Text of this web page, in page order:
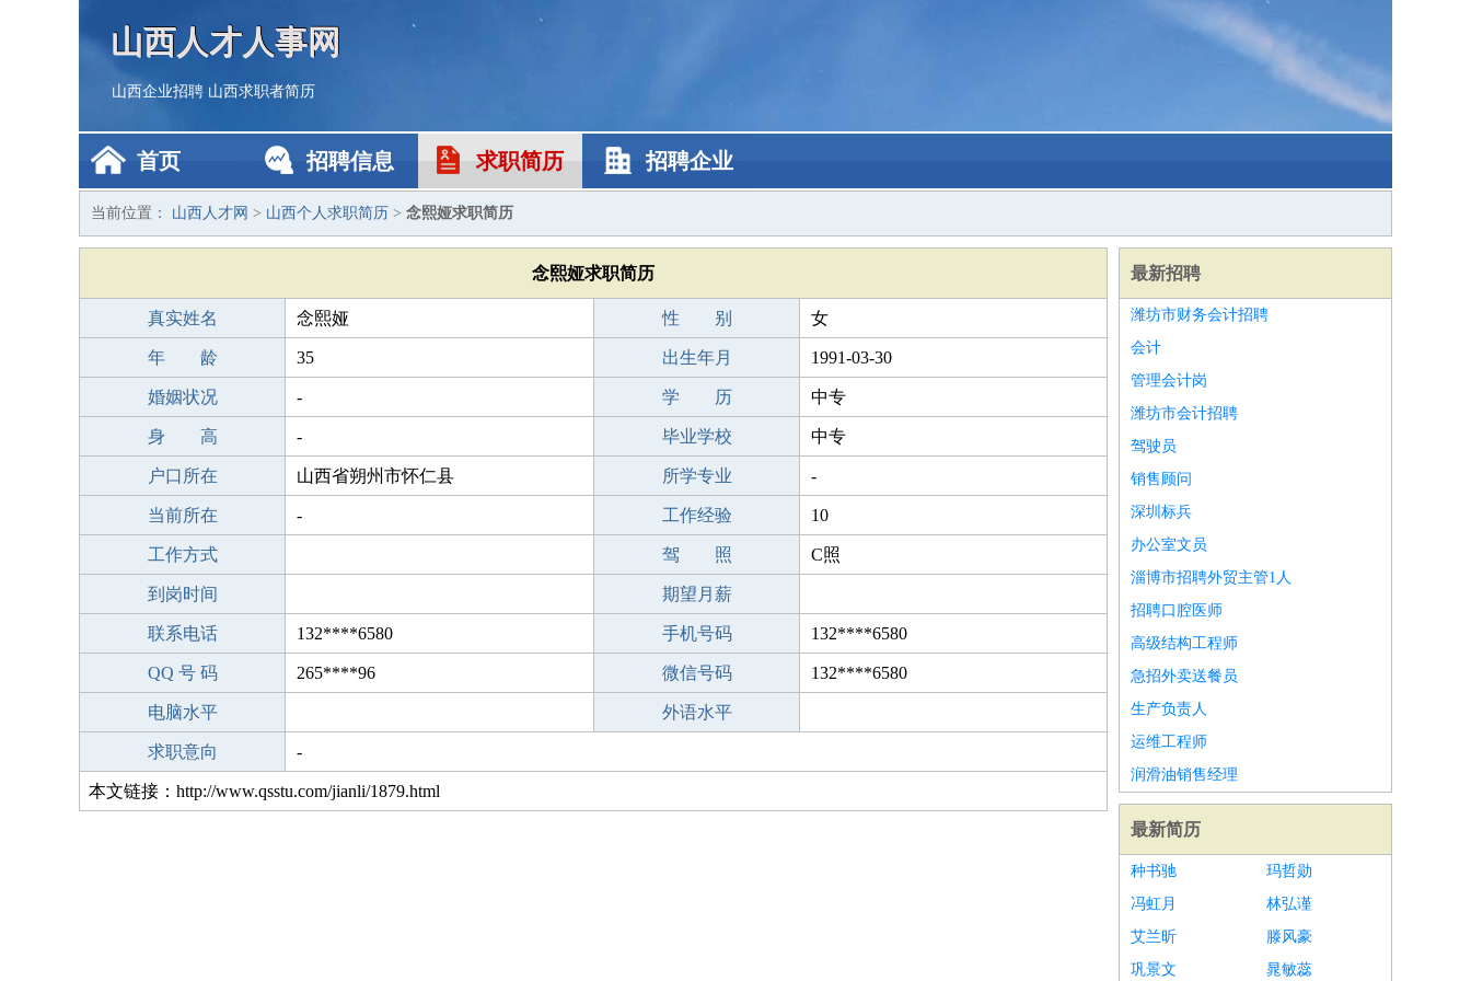
山西人才人事网
山西企业招聘 山西求职者简历
首页 招聘信息 求职简历 招聘企业
当前位置： 山西人才网 > 山西个人求职简历 > 念熙娅求职简历
念熙娅求职简历
真实姓名 念熙娅 性 别 女
年 龄 35 出生年月 1991-03-30
婚姻状况 - 学 历 中专
身 高 - 毕业学校 中专
户口所在 山西省朔州市怀仁县 所学专业 -
当前所在 - 工作经验 10
工作方式 驾 照 C照
到岗时间 期望月薪
联系电话 132****6580 手机号码 132****6580
QQ 号 码 265****96 微信号码 132****6580
电脑水平 外语水平
求职意向 -
本文链接：http://www.qsstu.com/jianli/1879.html
最新招聘
潍坊市财务会计招聘
会计
管理会计岗
潍坊市会计招聘
驾驶员
销售顾问
深圳标兵
办公室文员
淄博市招聘外贸主管1人
招聘口腔医师
高级结构工程师
急招外卖送餐员
生产负责人
运维工程师
润滑油销售经理
最新简历
种书驰
玛哲勋
冯虹月
林弘谨
艾兰昕
滕风豪
巩景文
晁敏蕊